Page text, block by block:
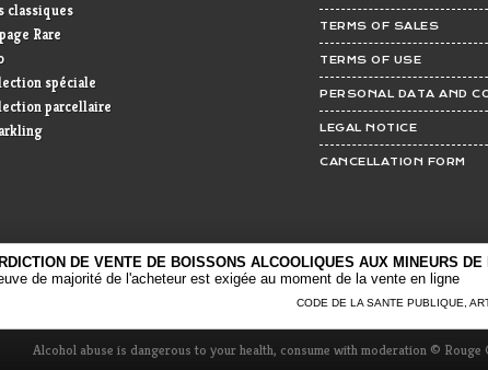
classiques
Rare
spéciale
parcellaire
TERMS OF SALES
TERMS OF USE
PERSONAL DATA AND
LEGAL NOTICE
CANCELLATION FORM
DE VENTE DE BOISSONS ALCOOLIQUES AUX MINEURS
de majorité de l'acheteur est exigée au moment de la vente en ligne
CODE DE LA SANTE PUBLIQUE,
Alcohol abuse is dangerous to your health, consume with moderation © Rouge